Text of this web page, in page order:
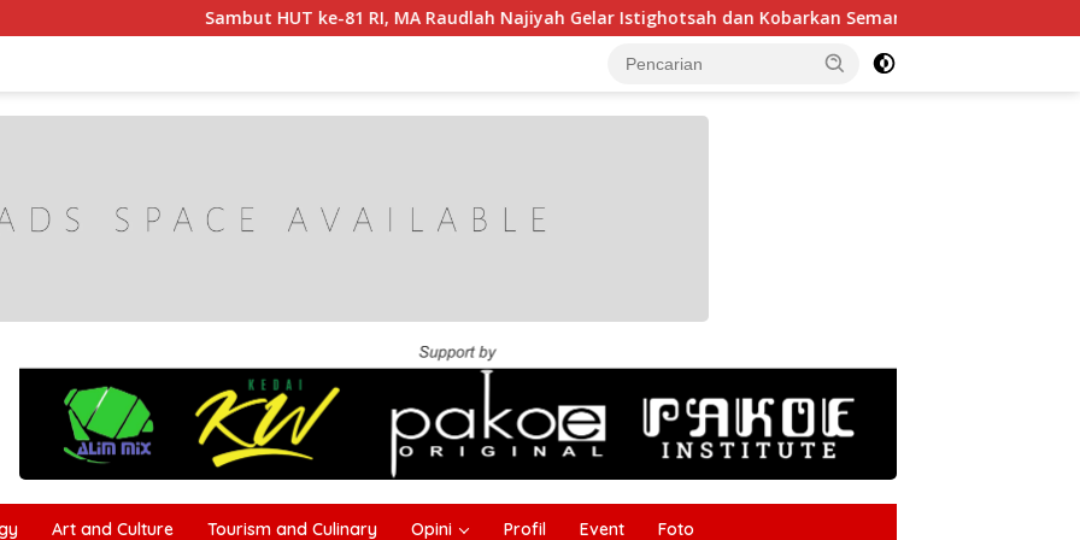
Sambut HUT ke-81 RI, MA Raudlah Najiyah Gelar Istighotsah dan Kobarkan Semangat Nasionalisme Siswa
Art and Culture Tourism and Culinary Opini Profil Event Foto